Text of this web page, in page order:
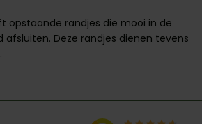
opstaande randjes die mooi in de
afsluiten. Deze randjes dienen tevens